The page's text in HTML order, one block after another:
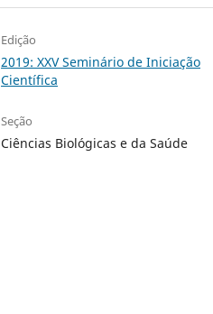
Edição
2019: XXV Seminário de Iniciação
Científica
Seção
Ciências Biológicas e da Saúde